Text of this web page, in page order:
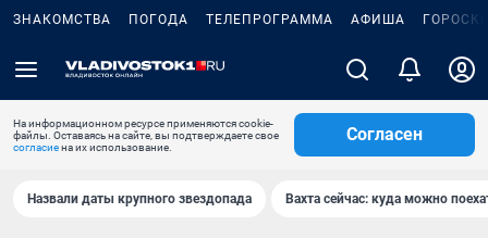
ЗНАКОМСТВА ПОГОДА ТЕЛЕПРОГРАММА АФИША
На информационном ресурсе применяются cookie-
файлы. Оставаясь на сайте, вы подтверждаете свое
согласиена их использование.
Согласен
Назвали даты крупного звездопада Вахта сейчас: куда можно